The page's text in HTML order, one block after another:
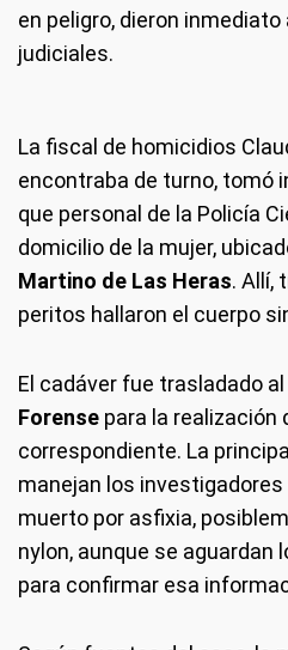
en peligro, dieron
judiciales.
La fiscal de homicidios
encontraba de turno, tomó
que personal de la Policía
domicilio de la mujer,
Martino de Las Heras. Allí,
peritos hallaron el cuerpo
El cadáver fue trasladado al
Forense para la realización
correspondiente. La
manejan los investigadores
muerto por asfixia,
nylon, aunque se
para confirmar esa